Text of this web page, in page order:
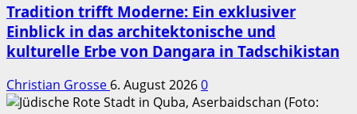
Tradition trifft Moderne: Ein exklusiver
Einblick in das architektonische und
kulturelle Erbe von Dangara in Tadschikistan
Christian Grosse 6. August 20260